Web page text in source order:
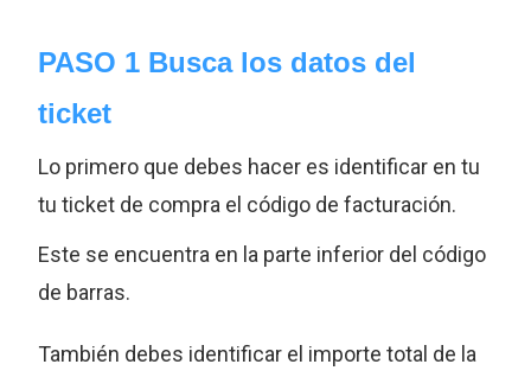
PASO 1 Busca los datos del
ticket
Lo primero que debes hacer es identificar en tu
tu ticket de compra el código de facturación.
Este se encuentra en la parte inferior del código
de barras.
También debes identificar el importe total de la